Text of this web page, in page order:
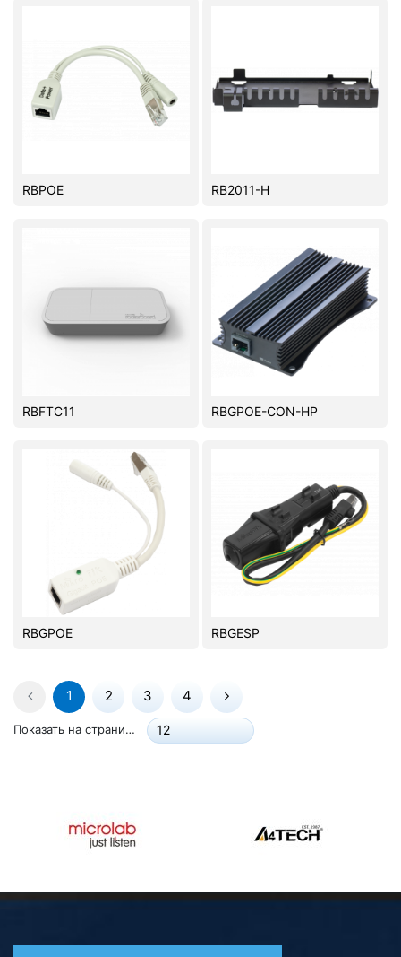
RBPOE RB2011-H
RBFTC11 RBGPOE-CON-HP
RBGPOE RBGESP
1 2 3 4
Показать на странице: 12